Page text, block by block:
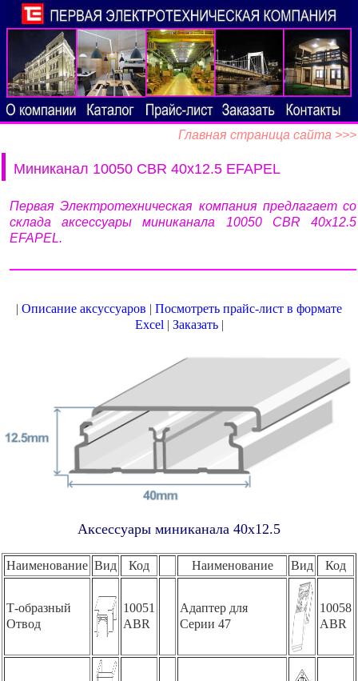
Главная страница сайта >>>
Миниканал 10050 CBR 40x12.5 EFAPEL
Первая Электротехническая компания предлагает со
склада аксессуары миниканала 10050 CBR 40x12.5
EFAPEL.
| Описание аксуссуаров | Посмотреть прайс-лист в формате
Excel | Заказать|
Аксессуары миниканала 40x12.5
Наименование Вид Код Наименование Вид Код
Т-образный
Отвод
10051
ABR
Адаптер для
Серии 47
10058
ABR